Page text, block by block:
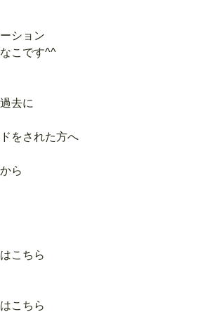
ション
こです^^
去に
をされた方へ
ら
こちら
こちら